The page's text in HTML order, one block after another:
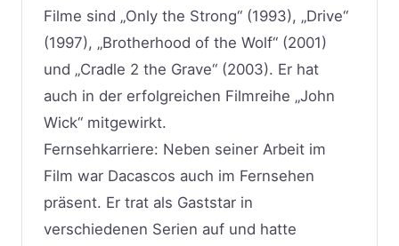
Filme sind „Only the Strong“ (1993), „Drive“
(1997), „Brotherhood of the Wolf“ (2001)
und „Cradle 2 the Grave“ (2003). Er hat
auch in der erfolgreichen Filmreihe „John
Wick“ mitgewirkt.
Fernsehkarriere: Neben seiner Arbeit im
Film war Dacascos auch im Fernsehen
präsent. Er trat als Gaststar in
verschiedenen Serien auf und hatte